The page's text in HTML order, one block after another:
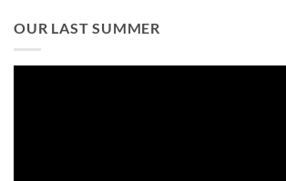
OUR LAST SUMMER